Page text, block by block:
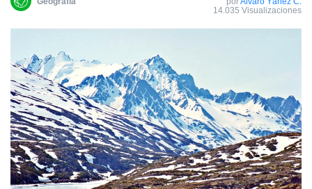
14.035 Visualizaciones